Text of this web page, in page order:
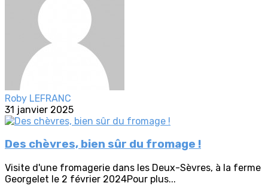
Roby LEFRANC
31 janvier 2025
Des chèvres, bien sûr du fromage !
Visite d'une fromagerie dans les Deux-Sèvres, à la ferme
Georgelet le 2 février 2024Pour plus...